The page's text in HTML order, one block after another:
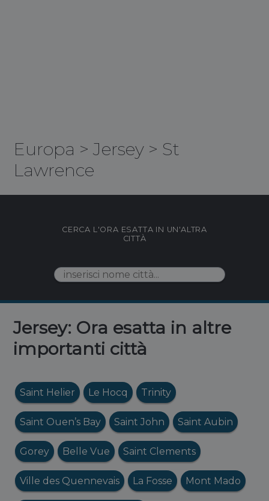
Europa >Jersey > St
Lawrence
CERCA L'ORA ESATTA IN UN'ALTRA
CITTÀ
Jersey: Ora esatta in altre
importanti città
Saint Helier Le Hocq Trinity
Saint Ouen’s Bay Saint John Saint Aubin
Gorey Belle Vue Saint Clements
Ville des Quennevais La Fosse Mont Mado